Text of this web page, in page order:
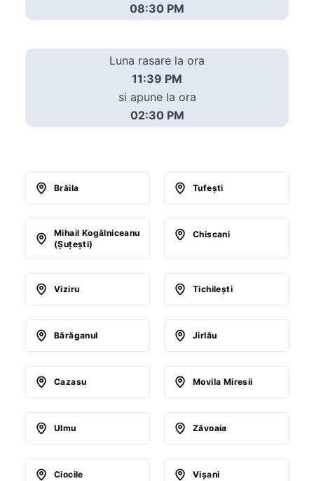
08:30 PM
Luna rasare la ora
11:39 PM
si apune la ora
02:30 PM
Brăila Tufeşti
Mihail Kogălniceanu
(Şuţeşti)
Chiscani
Viziru Tichileşti
Bărăganul Jirlău
Cazasu Movila Miresii
Ulmu Zăvoaia
Ciocile Vişani